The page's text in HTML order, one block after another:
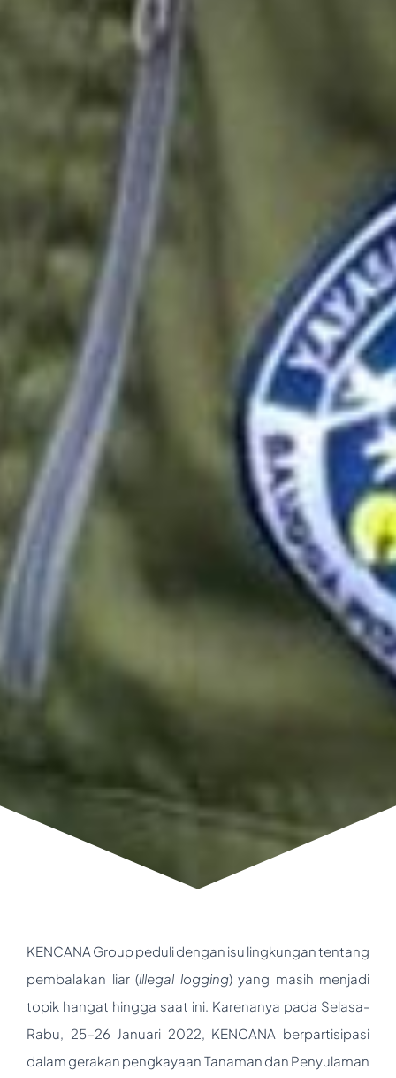
KENCANA Group peduli dengan isu lingkungan tentang
pembalakan liar (illegal logging) yang masih menjadi
topik hangat hingga saat ini. Karenanya pada Selasa-
Rabu, 25-26 Januari 2022, KENCANA berpartisipasi
dalam gerakan pengkayaan Tanaman dan Penyulaman